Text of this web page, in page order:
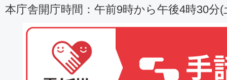
本庁舎開庁時間：午前9時から午後4時30分